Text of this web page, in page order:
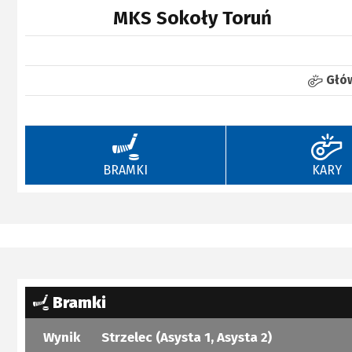
MKS Sokoły Toruń
BRAMKI KARY
Bramki
Wynik Strzelec (Asysta 1, Asysta 2)